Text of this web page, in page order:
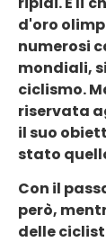
d'oro
numerosi
mondiali,
ciclismo.
riservata
il suo
stato
Con il
però,
delle